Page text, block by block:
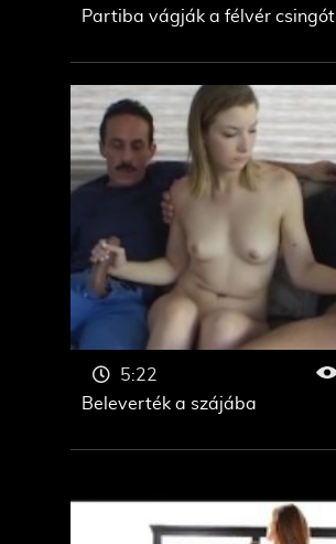
Partiba vágják a félvér csingót
Beleverték a szájába
5:22